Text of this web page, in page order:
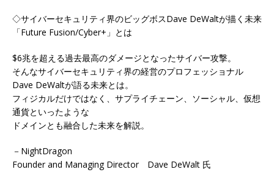
◇サイバーセキュリティ界のビッグボスDave DeWaltが描く未来
「Future Fusion/Cyber+」とは
$6兆を超える過去最高のダメージとなったサイバー攻撃。
そんなサイバーセキュリティ界の経営のプロフェッショナル
Dave DeWaltが語る未来とは。
フィジカルだけではなく、サプライチェーン、ソーシャル、仮想
通貨といったような
ドメインとも融合した未来を解説。
－NightDragon
Founder and Managing Director Dave DeWalt 氏